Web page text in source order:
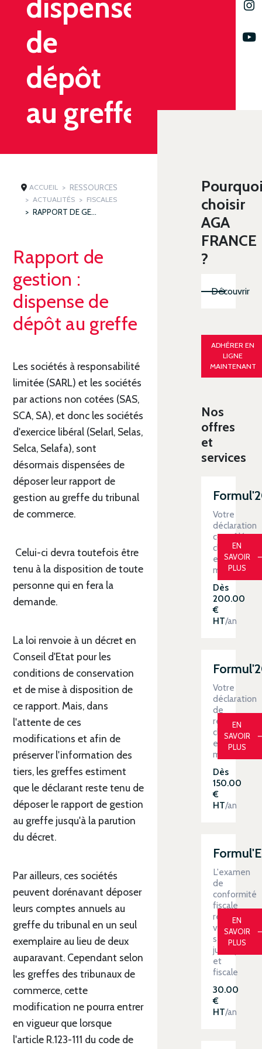
dispense
de
dépôt
au greffe
ACCUEIL RESSOURCES
ACTUALITÉS FISCALES
RAPPORT DE GESTION : DISPENSE DE DÉPÔT AU GREFFE
Rapport de
gestion :
dispense de
dépôt au greffe
Les sociétés à responsabilité
limitée (SARL) et les sociétés
par actions non cotées (SAS,
SCA, SA), et donc les sociétés
d'exercice libéral (Selarl, Selas,
Selca, Selafa), sont
désormais dispensées de
déposer leur rapport de
gestion au greffe du tribunal
de commerce.
Celui-ci devra toutefois être
tenu à la disposition de toute
personne qui en fera la
demande.
La loi renvoie à un décret en
Conseil d'Etat pour les
conditions de conservation
et de mise à disposition de
ce rapport. Mais, dans
l'attente de ces
modifications et afin de
préserver l'information des
tiers, les greffes estiment
que le déclarant reste tenu de
déposer le rapport de gestion
au greffe jusqu'à la parution
du décret.
Par ailleurs, ces sociétés
peuvent dorénavant déposer
leurs comptes annuels au
greffe du tribunal en un seul
exemplaire au lieu de deux
auparavant. Cependant selon
les greffes des tribunaux de
commerce, cette
modification ne pourra entrer
en vigueur que lorsque
l'article R.123-111 du code de
choisir
AGA
FRANCE
?
Découvrir
ADHÉRER EN
LIGNE
MAINTENANT
Nos
offres
et
services
Votre
déclaration
contrôlée
clé
en
main
Dès
200.00
€
HT/an
EN
SAVOIR
PLUS
Votre
déclaration
de
revenus
clé
en
main
Dès
150.00
€
HT/an
EN
SAVOIR
PLUS
L'examen
de
conformité
fiscale
renforce
votre
sécurité
juridique
et
fiscale
30.00
€
HT/an
EN
SAVOIR
PLUS